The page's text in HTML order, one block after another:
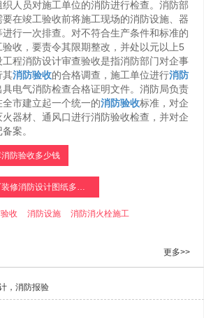
人员对施工单位的消防进行检查。消防部
在竣工验收前将施工现场的消防设施、器
行一次排查。对不符合生产条件和标准的
收，要责令其限期整改，并处以元以上5
程消防设计审查验收是指消防部门对企事
其消防验收的合格调查，施工单位进行消防
电气消防检查合格证明文件。消防局负责
市建立起一个统一的消防验收标准，对企
器材、通风口进行消防验收检查，并对企
案。
防验收多少钱
福田工厂装修消防设计图纸多少钱
收 消防设施 消防消火栓施工
更多>>
，消防报验